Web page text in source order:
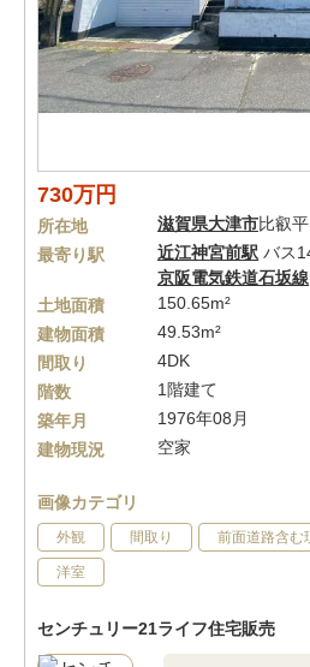
730万円
所在地 滋賀県大津市比叡
最寄り駅
近江神宮前駅 バス
京阪電気鉄道石坂線
土地面積
150.65m²
建物面積
49.53m²
間取り
4DK
階数
1階建て
築年月
1976年08月
建物現況
空家
画像カテゴリ
外観 間取り 前面道路含む
洋室
センチュリー21ライフ住宅販売